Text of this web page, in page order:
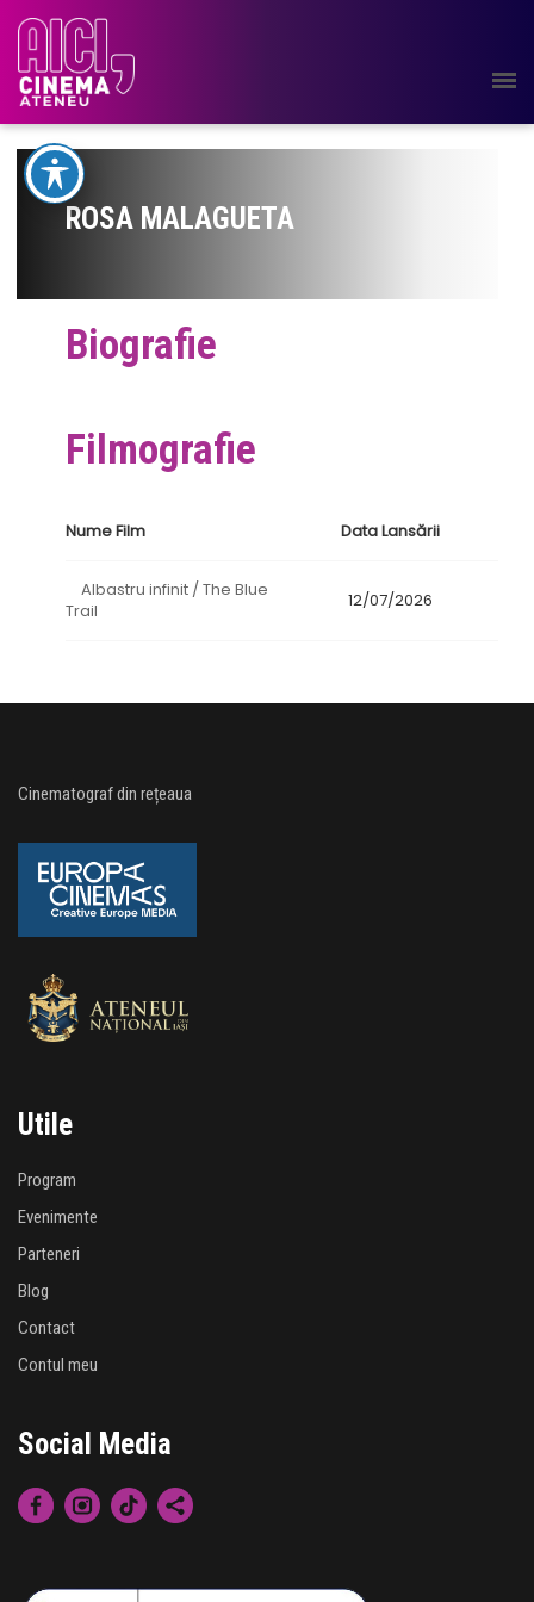
ROSA MALAGUETA
Biografie
Filmografie
Nume Film Data Lansării
Albastru infinit / The Blue
Trail
12/07/2026
Cinematograf din rețeaua
Utile
Program
Evenimente
Parteneri
Blog
Contact
Contul meu
Social Media